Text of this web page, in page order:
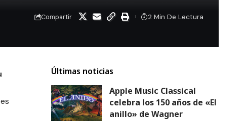
Compartir 2 Min De Lectura
Últimas noticias
Apple Music Classical
celebra los 150 años de «El
anillo» de Wagner